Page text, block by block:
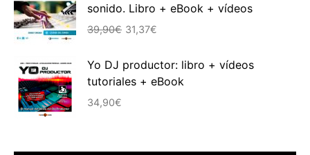
era:
39,90€.
es:
sonido. Libro + eBook + vídeos
39,90€ El
era:
39,90€.
31,37€
es:
31,37€.
Yo DJ productor: libro + vídeos
tutoriales + eBook
34,90€